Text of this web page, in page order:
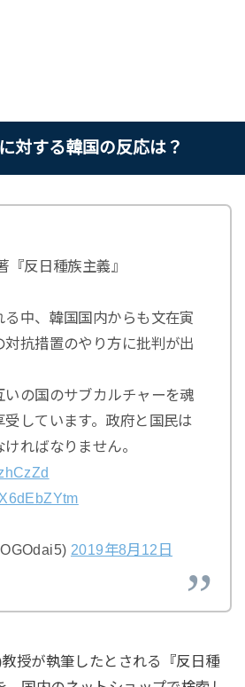
対する韓国の反応は？
『反日種族主義』
る中、韓国国内からも文在寅
対抗措置のやり方に批判が出
いの国のサブカルチャーを魂
受しています。政府と国民は
ればなりません。
2019年8月12日
授が執筆したとされる『反日種